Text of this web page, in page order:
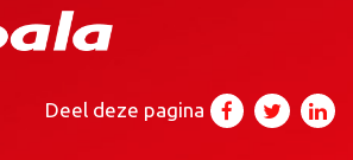
Deel deze pagina